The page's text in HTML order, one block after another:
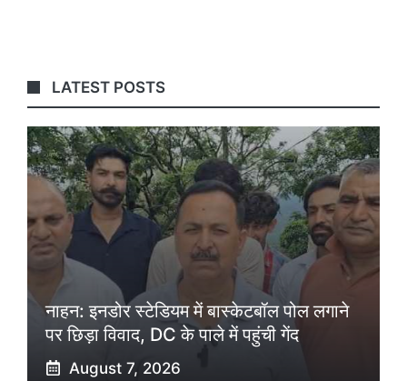
LATEST POSTS
नाहन: इनडोर स्टेडियम में बास्केटबॉल पोल लगाने
पर छिड़ा विवाद, DC के पाले में पहुंची गेंद
August 7, 2026